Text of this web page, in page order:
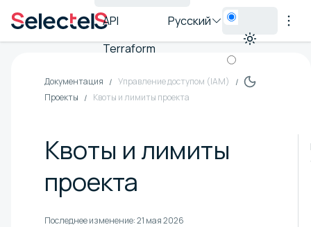
API
Terraform
Русский
Документация
Управление доступом (IAM)
Проекты
Квоты и лимиты проекта
Квоты и лимиты
проекта
Последнее изменение:21 мая 2026